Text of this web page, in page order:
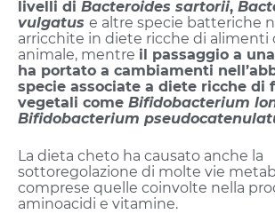
livelli di Bacteroides sartorii,
vulgatus e altre specie batteriche
arricchite in diete ricche di alimenti
animale, mentre il passaggio a
ha portato a cambiamenti
specie associate a diete ricche di
vegetali come Bifidobacterium
Bifidobacterium
La dieta cheto ha causato anche la
sottoregolazione di molte vie
comprese quelle coinvolte nella
aminoacidi e vitamine.